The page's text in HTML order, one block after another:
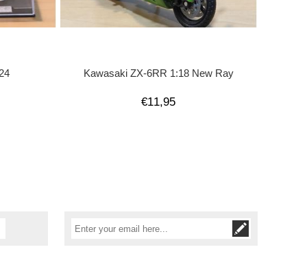
Kawasaki ZX-6RR 1:18 New Ray
€11,95